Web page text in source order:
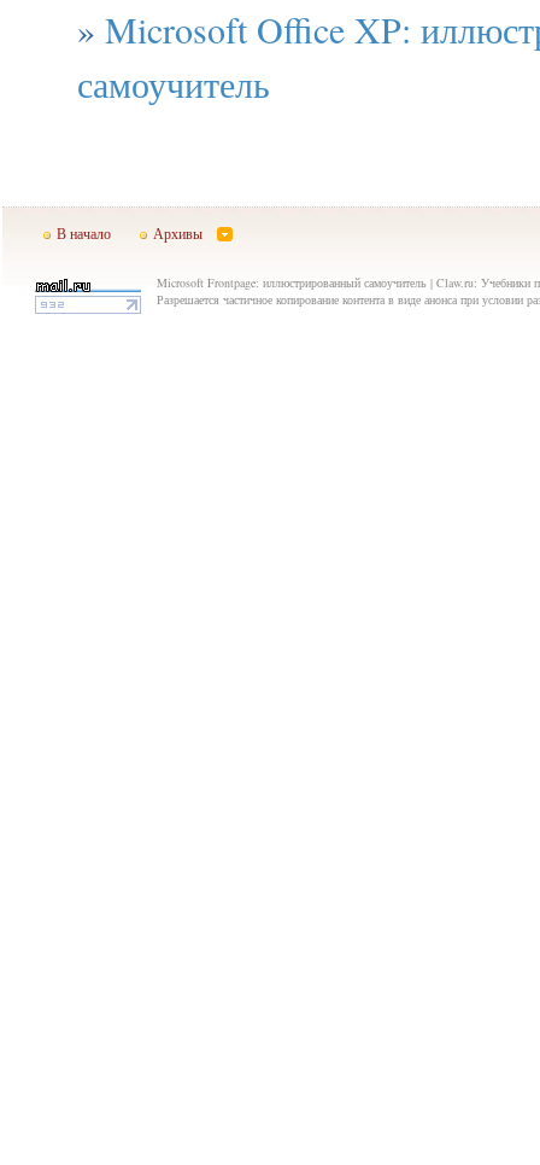
» Microsoft Office XP:
самоучитель
В начало Архивы
Microsoft Frontpage: иллюстрированный самоучитель | Claw.ru: Учебники
Разрешается частичное копирование контента в виде анонса при условии